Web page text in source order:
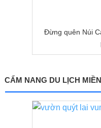
Đừng quên Núi
CẨM NANG DU LỊCH